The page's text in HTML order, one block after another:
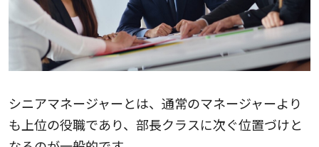
シニアマネージャーとは、通常のマネージャーより
も上位の役職であり、部長クラスに次ぐ位置づけと